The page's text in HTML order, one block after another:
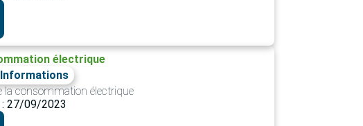
électrique
Informations
la consommation électrique
: 27/09/2023